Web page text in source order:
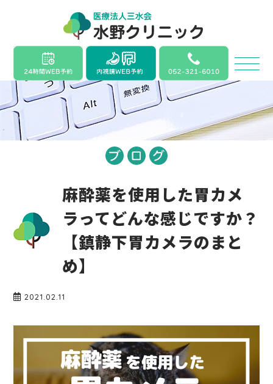
麻酔薬を使用した胃カメ
ラってどんな感じですか？
【鎮静下胃カメラのまと
め】
2021.02.11